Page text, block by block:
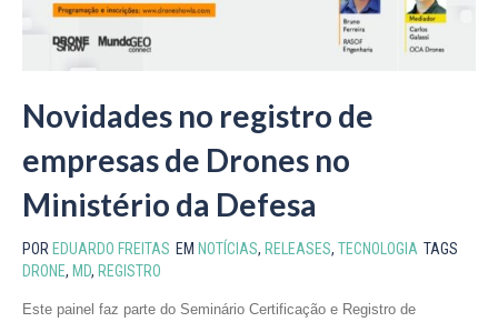
Novidades no registro de
empresas de Drones no
Ministério da Defesa
POR EDUARDO FREITAS EM NOTÍCIAS, RELEASES, TECNOLOGIA TAGS
DRONE, MD, REGISTRO
Este painel faz parte do Seminário Certificação e Registro de